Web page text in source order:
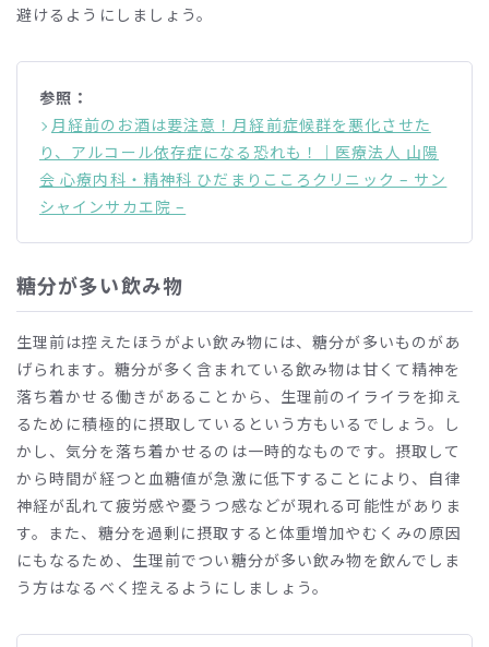
避けるようにしましょう。
参照：
月経前のお酒は要注意！月経前症候群を悪化させた
り、アルコール依存症になる恐れも！｜医療法人 山陽
会 心療内科・精神科 ひだまりこころクリニック – サン
シャインサカエ院 –
糖分が多い飲み物
生理前は控えたほうがよい飲み物には、糖分が多いものがあ
げられます。糖分が多く含まれている飲み物は甘くて精神を
落ち着かせる働きがあることから、生理前のイライラを抑え
るために積極的に摂取しているという方もいるでしょう。し
かし、気分を落ち着かせるのは一時的なものです。摂取して
から時間が経つと血糖値が急激に低下することにより、自律
神経が乱れて疲労感や憂うつ感などが現れる可能性がありま
す。また、糖分を過剰に摂取すると体重増加やむくみの原因
にもなるため、生理前でつい糖分が多い飲み物を飲んでしま
う方はなるべく控えるようにしましょう。